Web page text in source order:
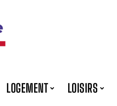
LOGEMENT LOISIRS